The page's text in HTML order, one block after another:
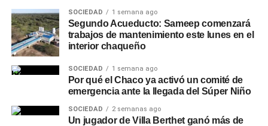
SOCIEDAD 1 semana ago
Segundo Acueducto: Sameep comenzará
trabajos de mantenimiento este lunes en el
interior chaqueño
SOCIEDAD 1 semana ago
Por qué el Chaco ya activó un comité de
emergencia ante la llegada del Súper Niño
SOCIEDAD 2 semanas ago
Un jugador de Villa Berthet ganó más de